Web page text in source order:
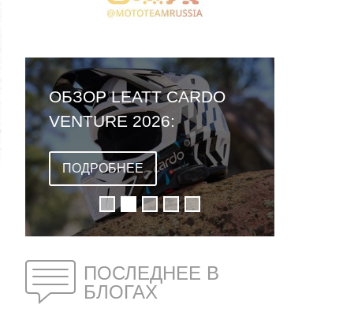
ОБЗОР LEATT CARDO
VENTURE 2026:
ПЕРВЫЙ ШЛЕМ СО
ВСТРОЕННОЙ
ГАРНИТУРОЙ
ПОДРОБНЕЕ
ПОСЛЕДНЕЕ В
БЛОГАХ